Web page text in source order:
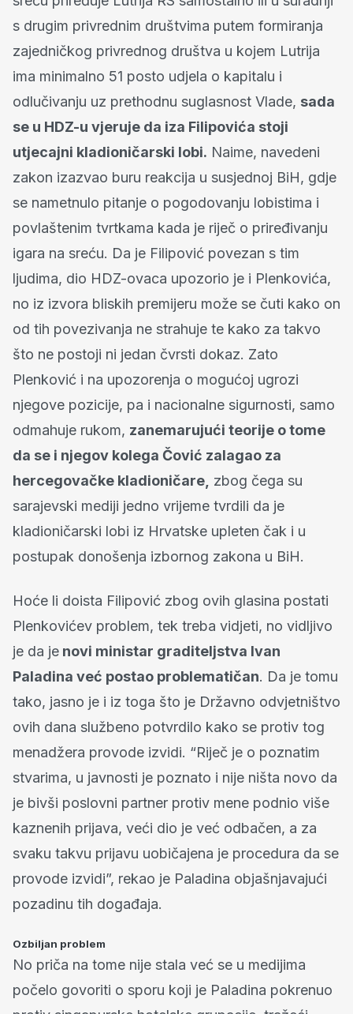
s drugim privrednim društvima putem formiranja
zajedničkog privrednog društva u kojem Lutrija
ima minimalno 51 posto udjela o kapitalu i
odlučivanju uz prethodnu suglasnost Vlade, sada
se u HDZ-u vjeruje da iza Filipovića stoji
utjecajni kladioničarski lobi. Naime, navedeni
zakon izazvao buru reakcija u susjednoj BiH, gdje
se nametnulo pitanje o pogodovanju lobistima i
povlaštenim tvrtkama kada je riječ o priređivanju
igara na sreću. Da je Filipović povezan s tim
ljudima, dio HDZ-ovaca upozorio je i Plenkovića,
no iz izvora bliskih premijeru može se čuti kako on
od tih povezivanja ne strahuje te kako za takvo
što ne postoji ni jedan čvrsti dokaz. Zato
Plenković i na upozorenja o mogućoj ugrozi
njegove pozicije, pa i nacionalne sigurnosti, samo
odmahuje rukom, zanemarujući teorije o tome
da se i njegov kolega Čović zalagao za
hercegovačke kladioničare, zbog čega su
sarajevski mediji jedno vrijeme tvrdili da je
kladioničarski lobi iz Hrvatske upleten čak i u
postupak donošenja izbornog zakona u BiH.
Hoće li doista Filipović zbog ovih glasina postati
Plenkovićev problem, tek treba vidjeti, no vidljivo
je da je novi ministar graditeljstva Ivan
Paladina već postao problematičan. Da je tomu
tako, jasno je i iz toga što je Državno odvjetništvo
ovih dana službeno potvrdilo kako se protiv tog
menadžera provode izvidi. “Riječ je o poznatim
stvarima, u javnosti je poznato i nije ništa novo da
je bivši poslovni partner protiv mene podnio više
kaznenih prijava, veći dio je već odbačen, a za
svaku takvu prijavu uobičajena je procedura da se
provode izvidi”, rekao je Paladina objašnjavajući
pozadinu tih događaja.
Ozbiljan problem
No priča na tome nije stala već se u medijima
počelo govoriti o sporu koji je Paladina pokrenuo